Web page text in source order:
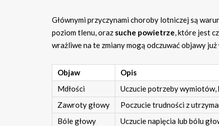
Głównymi przyczynami choroby lotniczej są
poziom tlenu, oraz suche powietrze, które jest
wrażliwe na te zmiany mogą odczuwać objawy
Objaw
Opis
Mdłości
Uczucie potrzeby
Zawroty głowy
Poczucie trudności z
Bóle głowy
Uczucie napięcia lub bólu